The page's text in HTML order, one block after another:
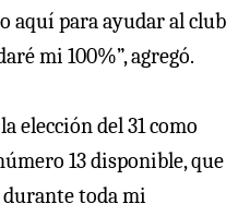
aquí para ayudar al club
mi 100%”, agregó.
elección del 31 como
13 disponible, que
durante toda mi